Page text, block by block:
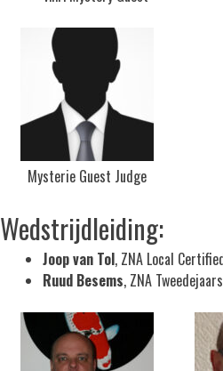
Mysterie Guest Judge
Wedstrijdleiding:
Joop van Tol, ZNA Local
Ruud Besems, ZNA